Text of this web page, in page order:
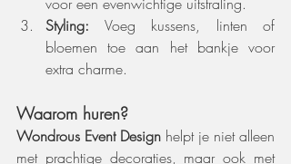
Styling: Voeg kussens, linten of
bloemen toe aan het bankje voor
extra charme.
Waarom huren?
Wondrous Event Design helpt je niet alleen
met prachtige decoraties, maar ook met